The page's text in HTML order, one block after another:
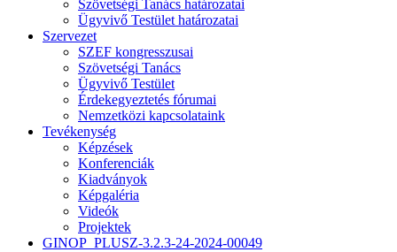
Szövetségi Tanács határozatai
Ügyvivő Testület határozatai
Szervezet
SZEF kongresszusai
Szövetségi Tanács
Ügyvivő Testület
Érdekegyeztetés fórumai
Nemzetközi kapcsolataink
Tevékenység
Képzések
Konferenciák
Kiadványok
Képgaléria
Videók
Projektek
GINOP_PLUSZ-3.2.3-24-2024-00049